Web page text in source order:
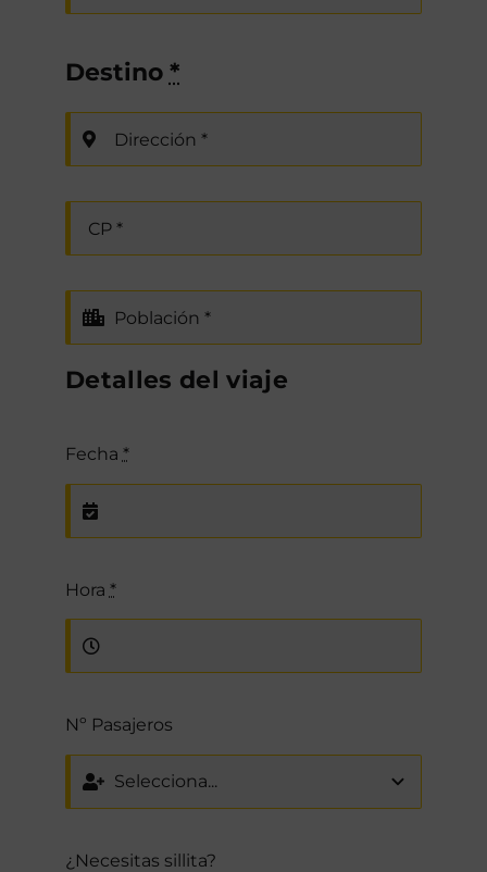
Destino *
Detalles del viaje
Fecha *
Hora *
Nº Pasajeros
¿Necesitas sillita?